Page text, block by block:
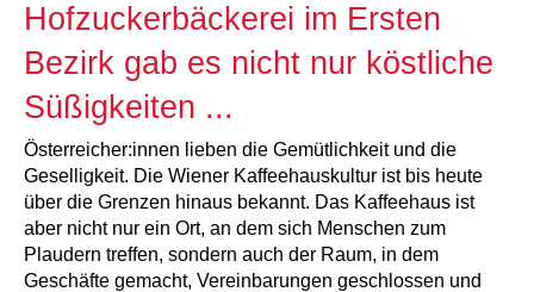
Hofzuckerbäckerei im Ersten
Bezirk gab es nicht nur köstliche
Süßigkeiten ...
Österreicher:innen lieben die Gemütlichkeit und die
Geselligkeit. Die Wiener Kaffeehauskultur ist bis heute
über die Grenzen hinaus bekannt. Das Kaffeehaus ist
aber nicht nur ein Ort, an dem sich Menschen zum
Plaudern treffen, sondern auch der Raum, in dem
Geschäfte gemacht, Vereinbarungen geschlossen und